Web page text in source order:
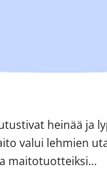
heinää ja
valui lehmien
maitotuotteiksi…